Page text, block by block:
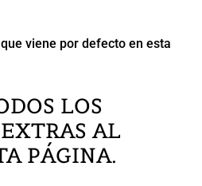
viene por defecto en esta
LOS
AL
PÁGINA.